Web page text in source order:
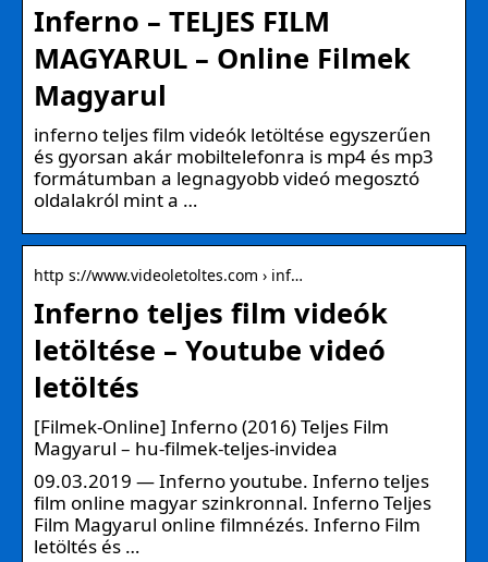
Inferno – TELJES FILM
MAGYARUL – Online Filmek
Magyarul
inferno teljes film videók letöltése egyszerűen
és gyorsan akár mobiltelefonra is mp4 és mp3
formátumban a legnagyobb videó megosztó
oldalakról mint a …
http s://www.videoletoltes.com › inf…
Inferno teljes film videók
letöltése – Youtube videó
letöltés
[Filmek-Online] Inferno (2016) Teljes Film
Magyarul – hu-filmek-teljes-invidea
09.03.2019 — Inferno youtube. Inferno teljes
film online magyar szinkronnal. Inferno Teljes
Film Magyarul online filmnézés. Inferno Film
letöltés és …